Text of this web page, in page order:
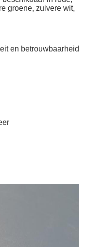
groene, zuivere wit,
en betrouwbaarheid